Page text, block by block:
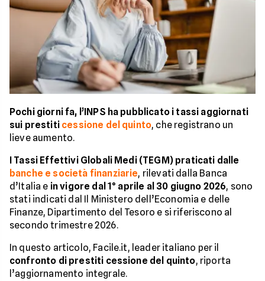
Pochi giorni fa, l’INPS ha pubblicato i tassi aggiornati
sui prestiti cessione del quinto, che registrano un
lieve aumento.
I Tassi Effettivi Globali Medi (TEGM) praticati dalle
banche e società finanziarie, rilevati dalla Banca
d’Italia e in vigore dal 1° aprile al 30 giugno 2026, sono
stati indicati dal Il Ministero dell’Economia e delle
Finanze, Dipartimento del Tesoro e si riferiscono al
secondo trimestre 2026.
In questo articolo, Facile.it, leader italiano per il
confronto di prestiti cessione del quinto, riporta
l’aggiornamento integrale.